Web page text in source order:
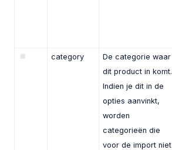
category
De categorie waar
dit product in komt.
Indien je dit in de
opties aanvinkt,
worden
categorieën die
voor de import niet